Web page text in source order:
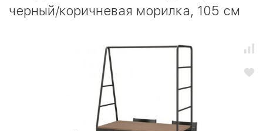
черный/коричневая морилка, 105 см